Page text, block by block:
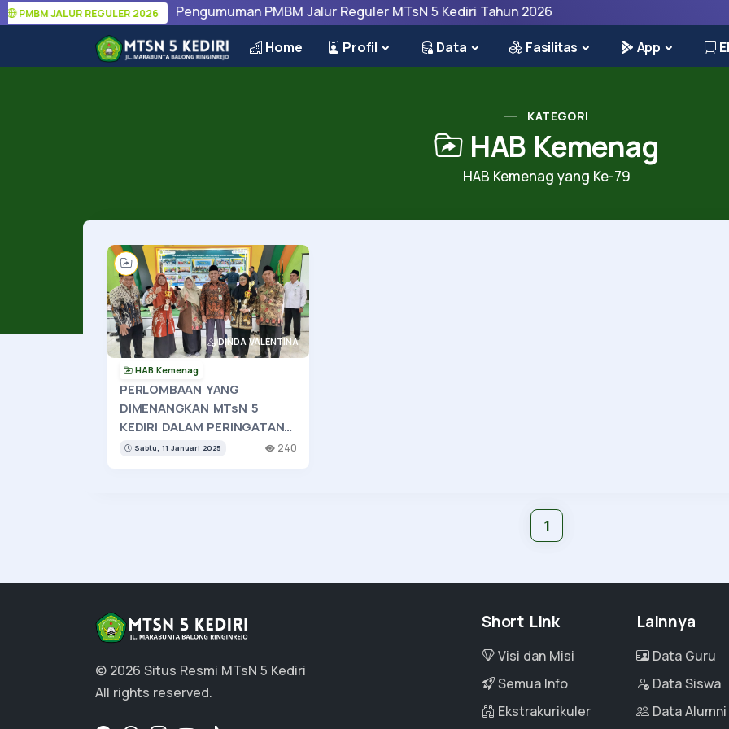
PMBM JALUR REGULER 2026 Pengumuman PMBM Jalur Reguler MTsN 5 Kediri Tahun 2026
Home Profil Data Fasilitas App
KATEGORI
HAB Kemenag
HAB Kemenag yang Ke-79
DINDA VALENTINA
HAB Kemenag
PERLOMBAAN YANG
DIMENANGKAN MTsN 5
KEDIRI DALAM PERINGATAN
HAB KEMENTERIAN AGAMA
Sabtu, 11 Januari 2025 240
1
© 2026 Situs Resmi MTsN 5 Kediri
All rights reserved.
Short Link
Visi dan Misi
Semua Info
Ekstrakurikuler
Lainnya
Data Guru
Data Siswa
Data Alumni